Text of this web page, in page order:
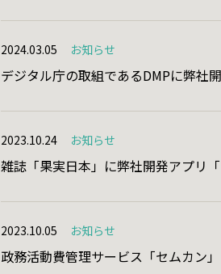
2024.03.05 お知らせ
デジタル庁の取組であるDMPに弊社
2023.10.24 お知らせ
雑誌「果実日本」に弊社開発アプリ
2023.10.05 お知らせ
政務活動費管理サービス「セムカン